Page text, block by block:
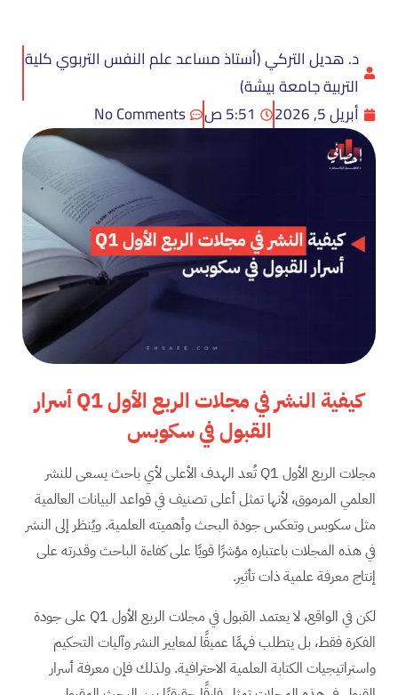
د. هديل التركي (أستاذ مساعد علم النفس التربوي كلية
التربية جامعة بيشة)
أبريل 5, 2026
5:51 ص No Comments
كيفية النشر في مجلات الربع الأول
أسرار
القبول في سكوبس
مجلات الربع الأول Q1 تُعد الهدف الأعلى لأي باحث يسعى للنشر
العلمي المرموق، لأنها تمثل أعلى تصنيف في قواعد البيانات العالمية
مثل سكوبس وتعكس جودة البحث وأهميته العلمية. ويُنظر إلى النشر
في هذه المجلات باعتباره مؤشرًا قويًا على كفاءة الباحث وقدرته على
إنتاج معرفة علمية ذات تأثير.
لكن في الواقع، لا يعتمد القبول في مجلات الربع الأول Q1 على جودة
الفكرة فقط، بل يتطلب فهمًا عميقًا لمعايير النشر وآليات التحكيم
واستراتيجيات الكتابة العلمية الاحترافية. ولذلك فإن معرفة أسرار